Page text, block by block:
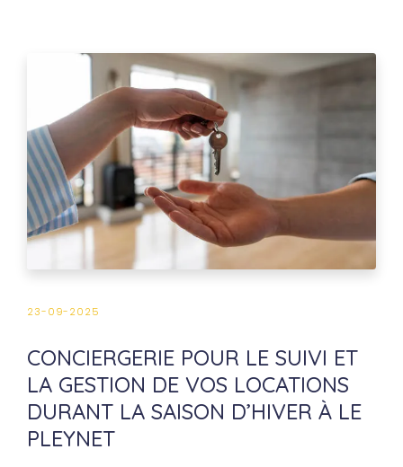
23-09-2025
CONCIERGERIE POUR LE SUIVI ET
LA GESTION DE VOS LOCATIONS
DURANT LA SAISON D’HIVER À LE
PLEYNET